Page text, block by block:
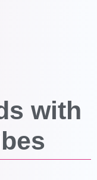
with